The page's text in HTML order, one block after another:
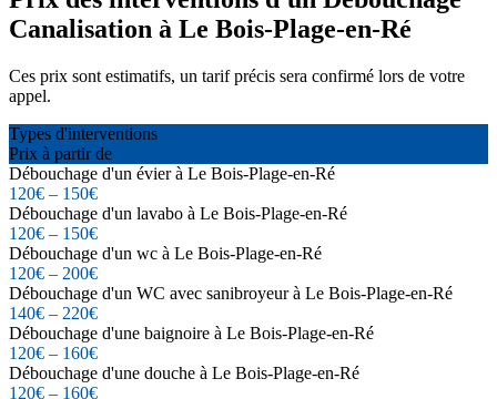
Canalisation à Le Bois-Plage-en-Ré
Ces prix sont estimatifs, un tarif précis sera confirmé lors de votre
appel.
Types d'interventions
Prix à partir de
Débouchage d'un évier à Le Bois-Plage-en-Ré
120€ – 150€
Débouchage d'un lavabo à Le Bois-Plage-en-Ré
120€ – 150€
Débouchage d'un wc à Le Bois-Plage-en-Ré
120€ – 200€
Débouchage d'un WC avec sanibroyeur à Le Bois-Plage-en-Ré
140€ – 220€
Débouchage d'une baignoire à Le Bois-Plage-en-Ré
120€ – 160€
Débouchage d'une douche à Le Bois-Plage-en-Ré
120€ – 160€